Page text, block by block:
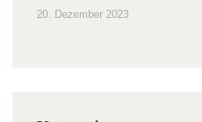
20. Dezember 2023